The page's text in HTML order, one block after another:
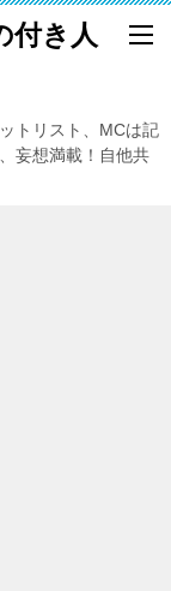
付き人
トリスト、MCは記
妄想満載！自他共